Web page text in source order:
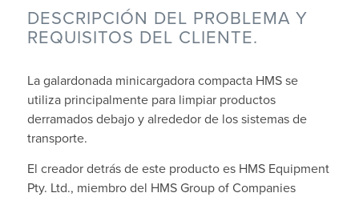
DESCRIPCIÓN DEL PROBLEMA Y
REQUISITOS DEL CLIENTE.
La galardonada minicargadora compacta HMS se
utiliza principalmente para limpiar productos
derramados debajo y alrededor de los sistemas de
transporte.
El creador detrás de este producto es HMS Equipment
Pty. Ltd., miembro del HMS Group of Companies